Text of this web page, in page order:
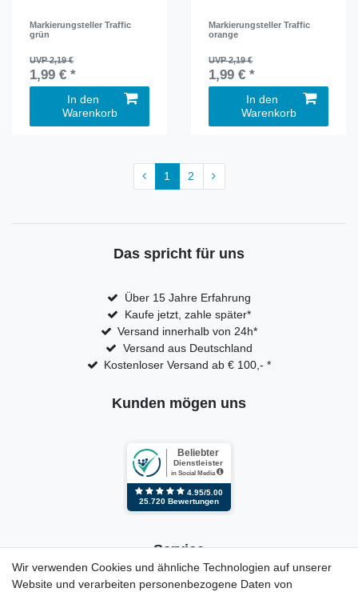
Markierungsteller Traffic
grün
UVP 2,19 €
1,99 € *
In den
Warenkorb
Markierungsteller Traffic
orange
UVP 2,19 €
1,99 € *
In den
Warenkorb
1 2
Das spricht für uns
Über 15 Jahre Erfahrung
Kaufe jetzt, zahle später*
Versand innerhalb von 24h*
Versand aus Deutschland
Kostenloser Versand ab € 100,- *
Kunden mögen uns
Service
Wir verwenden Cookies und ähnliche Technologien auf unserer
Website und verarbeiten personenbezogene Daten von